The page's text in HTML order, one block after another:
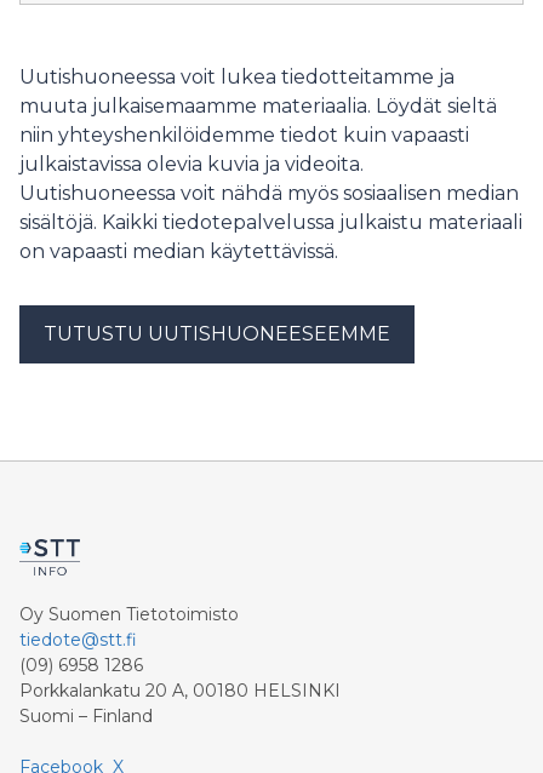
tanssiaisista animaatiomaratoniin. Viime vuonna
ensimmäistä kertaa järjestetty tapahtuma keräsi
Tampere-taloon noin 8 000 kävijää.
Uutishuoneessa voit lukea tiedotteitamme ja
muuta julkaisemaamme materiaalia. Löydät sieltä
niin yhteyshenkilöidemme tiedot kuin vapaasti
julkaistavissa olevia kuvia ja videoita.
Uutishuoneessa voit nähdä myös sosiaalisen median
sisältöjä. Kaikki tiedotepalvelussa julkaistu materiaali
on vapaasti median käytettävissä.
TUTUSTU UUTISHUONEESEEMME
Oy Suomen Tietotoimisto
tiedote@stt.fi
(09) 6958 1286
Porkkalankatu 20 A, 00180 HELSINKI
Suomi – Finland
Facebook X